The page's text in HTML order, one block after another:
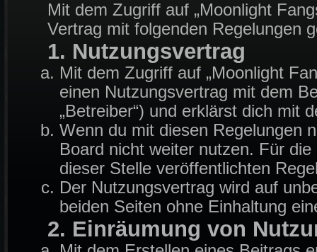
Mit dem Zugriff auf „Moonlight
Vertrag mit folgenden Regelungen
1. Nutzungsvertrag
Mit dem Zugriff auf „Moonlight
einen Nutzungsvertrag mit dem
„Betreiber“) und erklärst dich mit
Wenn du mit diesen Regelungen
Board nicht weiter nutzen. Für
dieser Stelle veröffentlichten
Der Nutzungsvertrag wird auf
beiden Seiten ohne Einhaltung
2. Einräumung von